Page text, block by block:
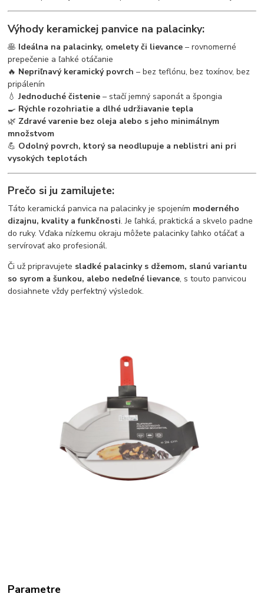
Výhody keramickej panvice na palacinky:
🥞 Ideálna na palacinky, omelety či lievance – rovnomerné
prepečenie a ľahké otáčanie
🔥 Nepriľnavý keramický povrch – bez teflónu, bez toxínov, bez
pripálenín
💧Jednoduché čistenie – stačí jemný saponát a špongia
🍳 Rýchle rozohriatie a dlhé udržiavanie tepla
🌿 Zdravé varenie bez oleja alebo s jeho minimálnym
množstvom
💪 Odolný povrch, ktorý sa neodlupuje a neblistri ani pri
vysokých teplotách
Prečo si ju zamilujete:
Táto keramická panvica na palacinky je spojením moderného
dizajnu, kvality a funkčnosti. Je ľahká, praktická a skvelo padne
do ruky. Vďaka nízkemu okraju môžete palacinky ľahko otáčať a
servírovať ako profesionál.
Či už pripravujete sladké palacinky s džemom, slanú variantu
so syrom a šunkou, alebo nedeľné lievance, s touto panvicou
dosiahnete vždy perfektný výsledok.
Parametre